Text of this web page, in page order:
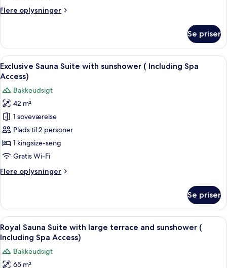
Including
Flere oplysninger
Flere
Wellness
Suite
with
sunshower
Including
Spa
Access)
Se priser
Indlæs
alle
billeder
af
Exclusive
Sauna
Suite
with
sunshower
Including
Et moderne hotelværelse med en
6
Exclusive Sauna Suite with sunshower ( Including Spa
Access)
Bakkeudsigt
42 m²
1 soveværelse
Plads til 2 personer
1 kingsize-seng
Gratis Wi-Fi
Flere oplysninger
Flere
Sauna
Suite
with
sunshower
Including
Spa
Se priser
Indlæs
alle
billeder
af
Et moderne soveværelse med en
5
Royal Sauna Suite with large terrace and sunshower (
Including Spa Access)
Bakkeudsigt
65 m²